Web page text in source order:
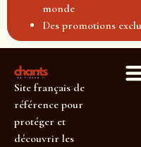
monde
Des promotions
Site français de
référence pour
protéger et
découvrir les